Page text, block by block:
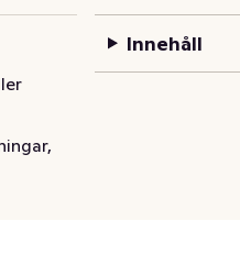
Innehåll